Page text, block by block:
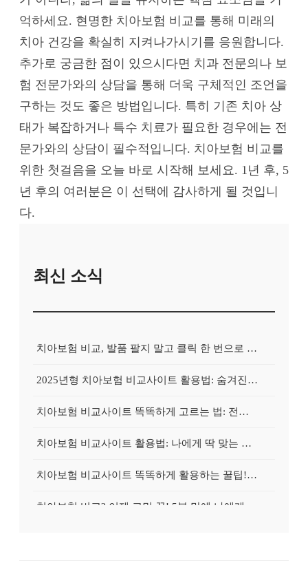
억하세요. 현명한 치아보험 비교를 통해 미래의
치아 건강을 확실히 지켜나가시기를 응원합니다.
추가로 궁금한 점이 있으시다면 치과 전문의나 보
험 전문가와의 상담을 통해 더욱 구체적인 조언을
구하는 것도 좋은 방법입니다. 특히 기존 치아 상
태가 복잡하거나 특수 치료가 필요한 경우에는 전
문가와의 상담이 필수적입니다. 치아보험 비교를
위한 첫걸음을 오늘 바로 시작해 보세요. 1년 후, 5
년 후의 여러분은 이 선택에 감사하게 될 것입니
다.
최신 소식
치아보험 비교, 발품 팔지 말고 클릭 한 번으로 끝내는 비법! 후기 대방출
2025년형 치아보험 비교사이트 활용법: 숨겨진 보험금 100% 환급 전략
치아보험 비교사이트 똑똑하게 고르는 법: 전문가가 알려주는 5가지 꿀팁
치아보험 비교사이트 활용법: 나에게 딱 맞는 보험, 손쉽게 찾는 비법 공개
치아보험 비교사이트 똑똑하게 활용하는 꿀팁! 내 보험금 최대 2배로 불리기